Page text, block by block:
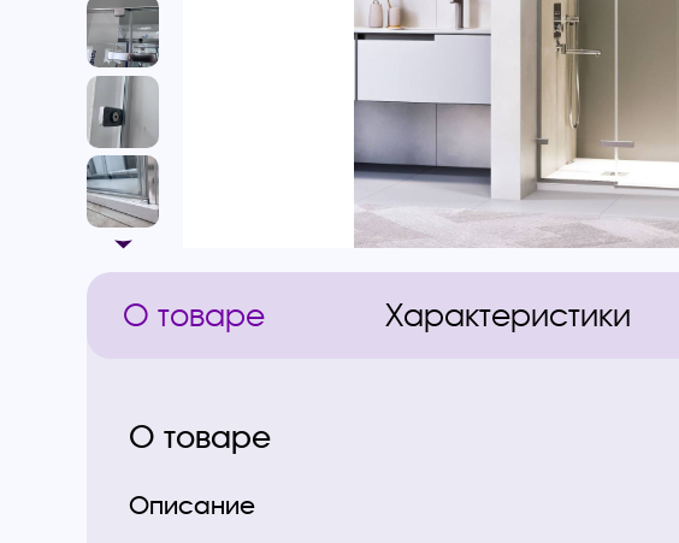
О товаре Характеристики
О товаре
Описание